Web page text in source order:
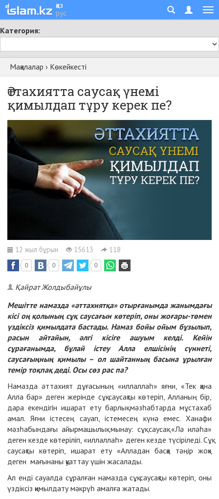
қаз
рус
Категория:
Мақалалар › Көкейкесті
Әттахиятта саусақ үнемі
қимылдап тұру керек пе?
12 жыл бұрын 15613 118
0 0 0
Қайрат Жолдыбайұлы
Мешітте намазда «әттахиятқа» отырғанымда жанымдағы
кісі оң қолының сұқ саусағын көтеріп, оны жоғары-төмен
үздіксіз қимылдата бастады. Намаз бойы ойым бұзылып,
расын айтайын, әлгі кісіге ашуым келді. Кейін
сұрағанымда, бұлай істеу Алла елшісінің сүннеті,
саусағыңның қимылы – ол шайтанның басына ұрылған
темір тоқпақ деді. Осы сөз рас па?
Намазда әттахият дұғасының «иллаллаһ» яғни, «Тек қана
Алла бар» деген жерінде сұқ саусақты көтеріп, Алланың бір,
дара екендігін ишарат ету барлық мәзһабтарда мұстахаб
амал. Яғни істесең сауап, істемесең күнә емес. Ханафи
мәзһабындағы айырмашылық мынау: сұқ саусақ «Лә иләһа»
деген кезде көтеріліп, «иллаллаһ» деген кезде түсіріледі. Сұқ
саусақты көтеріп, ишарат ету «Алладан басқа тәңір жоқ»
деген мағынаны қуаттау үшін жасалады.
Ал енді сауалда сұралған намазда сұқ саусақты көтеріп, оны
үздіксіз қимылдату мәкрүһ амалға жатады.